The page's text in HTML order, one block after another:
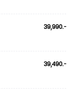
39,990.-
39,490.-